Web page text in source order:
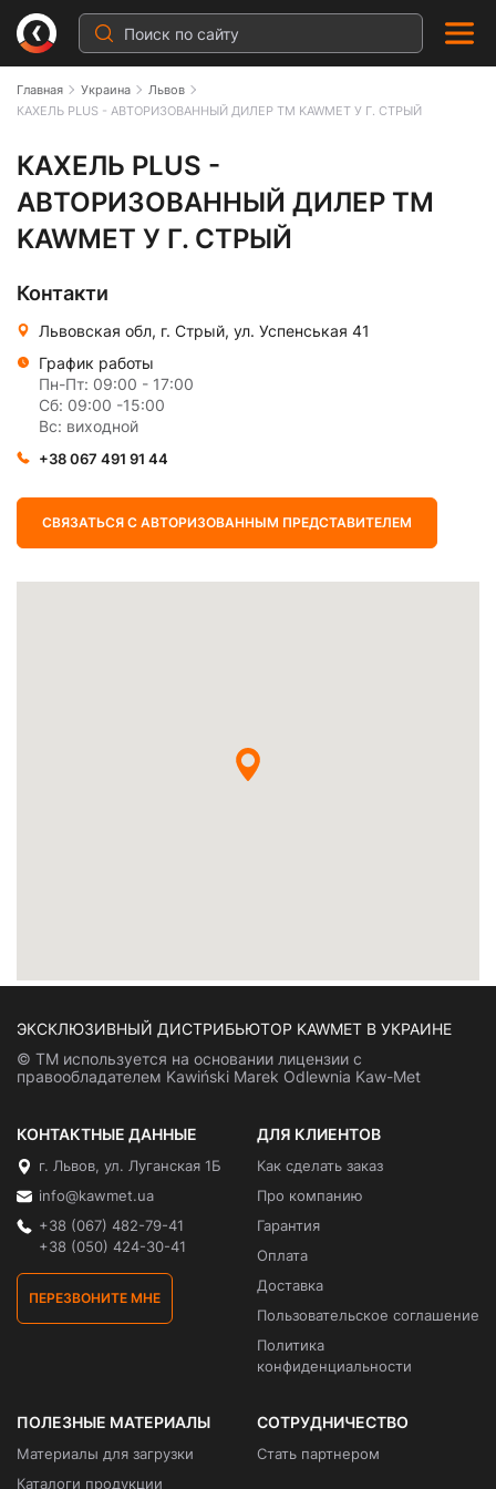
Главная Украина
Львов
КАХЕЛЬ PLUS - АВТОРИЗОВАННЫЙ ДИЛЕР ТМ KAWMET У Г. СТРЫЙ
КАХЕЛЬ PLUS - АВТОРИЗОВАННЫЙ
КАХЕЛЬ PLUS -
АВТОРИЗОВАННЫЙ ДИЛЕР ТМ
KAWMET У Г. СТРЫЙ
Контакти
Львовская обл, г. Стрый, ул. Успенськая 41
График работы
Пн-Пт: 09:00 - 17:00
Сб: 09:00 -15:00
Вс: виходной
+38 067 491 91 44
СВЯЗАТЬСЯ С АВТОРИЗОВАННЫМ ПРЕДСТАВИТЕЛЕМ
ЭКСКЛЮЗИВНЫЙ ДИСТРИБЬЮТОР KAWMET В УКРАИНЕ
© ТМ используется на основании лицензии с
правообладателем Kawiński Marek Odlewnia Kaw-Met
КОНТАКТНЫЕ ДАННЫЕ
г. Львов, ул. Луганская 1Б
info@kawmet.ua
+38 (067) 482-79-41
+38 (050) 424-30-41
ПЕРЕЗВОНИТЕ МНЕ
ДЛЯ КЛИЕНТОВ
Как сделать заказ
Про компанию
Гарантия
Оплата
Доставка
Пользовательское соглашение
Политика
конфиденциальности
ПОЛЕЗНЫЕ МАТЕРИАЛЫ
Материалы для загрузки
Каталоги продукции
СОТРУДНИЧЕСТВО
Стать партнером